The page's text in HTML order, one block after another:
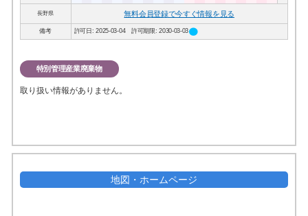
長野県 無料会員登録で今すぐ情報を見る
備考 許可日: 2025-03-04 許可期限: 2030-03-03circle
特別管理産業廃棄物
取り扱い情報がありません。
地図・ホームページ